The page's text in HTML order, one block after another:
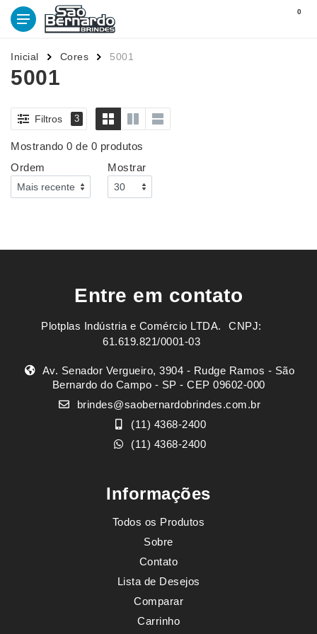
0
Inicial Cores 5001
5001
Filtros 3
Mostrando 0 de 0 produtos
Ordem
Mostrar
Entre em contato
Plotplas Indústria e Comércio LTDA. ㅤㅤㅤ CNPJ:
61.619.821/0001-03
Av. Senador Vergueiro, 3904 - Rudge Ramos - São
Bernardo do Campo - SP - CEP 09602-000
brindes@saobernardobrindes.com.br
(11) 4368-2400
(11) 4368-2400
Informações
Todos os Produtos
Sobre
Contato
Lista de Desejos
Comparar
Carrinho